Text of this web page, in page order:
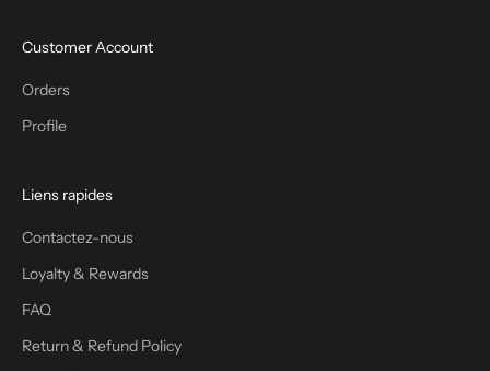
Customer Account
Orders
Profile
Liens rapides
Contactez-nous
Loyalty & Rewards
FAQ
Return & Refund Policy